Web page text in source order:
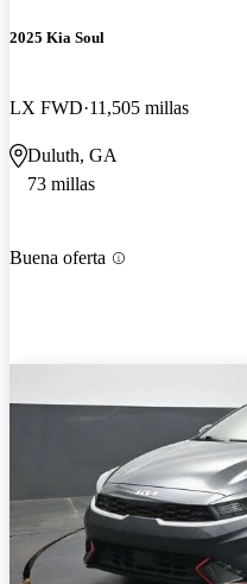
2025 Kia Soul
LX FWD 11,505 millas
Duluth, GA
73 millas
Buena oferta